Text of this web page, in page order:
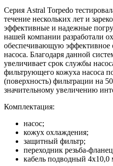
Серия Astral Torpedo
течение нескольких лет и
эффективные и надежные
нашей компании разработали
обеспечивающую эффективное
насоса. Благодаря данной
увеличивает срок службы
фильтрующего кожуха насоса
(поверхность) фильтрации на
значительному увеличению
Комплектация:
насос;
кожух охлаждения;
защитный фильтр;
переходник резьба-
кабель подводный 4х10,0